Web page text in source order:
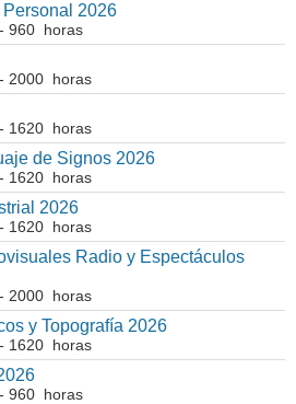
2026
- 960 horas
- 2000 horas
- 1620 horas
de Signos 2026
- 1620 horas
2026
- 1620 horas
Radio y Espectáculos
- 2000 horas
y Topografía 2026
- 1620 horas
- 960 horas